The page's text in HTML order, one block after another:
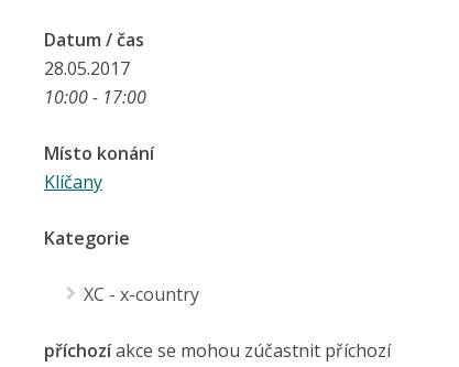
Datum / čas
28.05.2017
10:00 - 17:00
Místo konání
Klíčany
Kategorie
XC - x-country
příchozíakce se mohou zúčastnit příchozí